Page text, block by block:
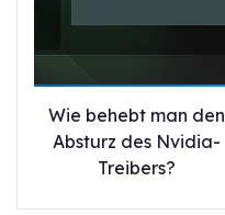
Wie behebt man den
Absturz des Nvidia-
Treibers?